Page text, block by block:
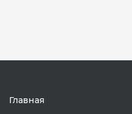
Главная